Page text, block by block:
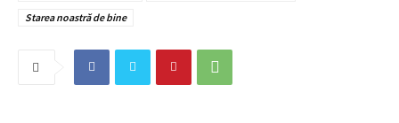
Starea noastră de bine